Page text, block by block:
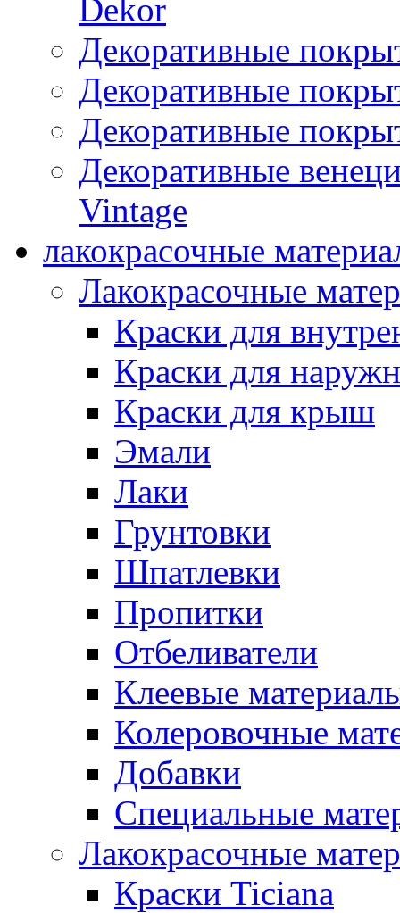
Dekor
Декоративные
Декоративные
Декоративные
Декоративные
Vintage
лакокрасочные
Лакокрасочные
Краски для
Краски для
Краски для крыш
Эмали
Лаки
Грунтовки
Шпатлевки
Пропитки
Отбеливатели
Клеевые
Колеровочные
Добавки
Специальные
Лакокрасочные
Краски Ticiana